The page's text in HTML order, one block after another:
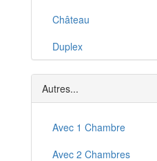
Seppois-le-Bas
Bartenheim
Soultz-Haut-Rhin
Château
Duplex
Loft
Studio
T1
T1 Bis
Autres...
Avec 1 Chambre
Avec 2 Chambres